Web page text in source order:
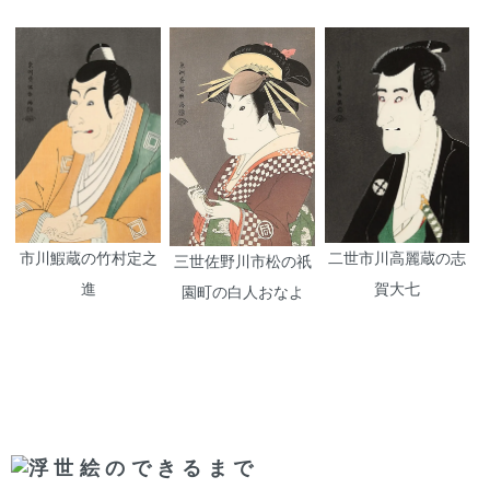
市川鰕蔵の竹村定之
進
三世佐野川市松の祇
園町の白人おなよ
二世市川高麗蔵の志
賀大七
浮世絵のできるまで